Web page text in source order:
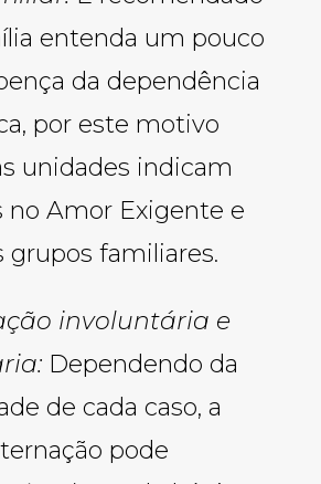
entenda um pouco
da dependência
por este motivo
unidades indicam
no Amor Exigente e
grupos familiares.
involuntária e
Dependendo da
de cada caso, a
pode